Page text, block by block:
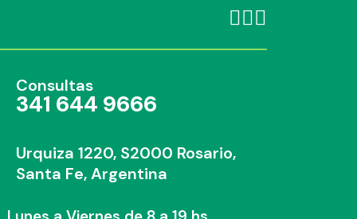
Consultas
341 644 9666
Urquiza 1220, S2000 Rosario,
Santa Fe, Argentina